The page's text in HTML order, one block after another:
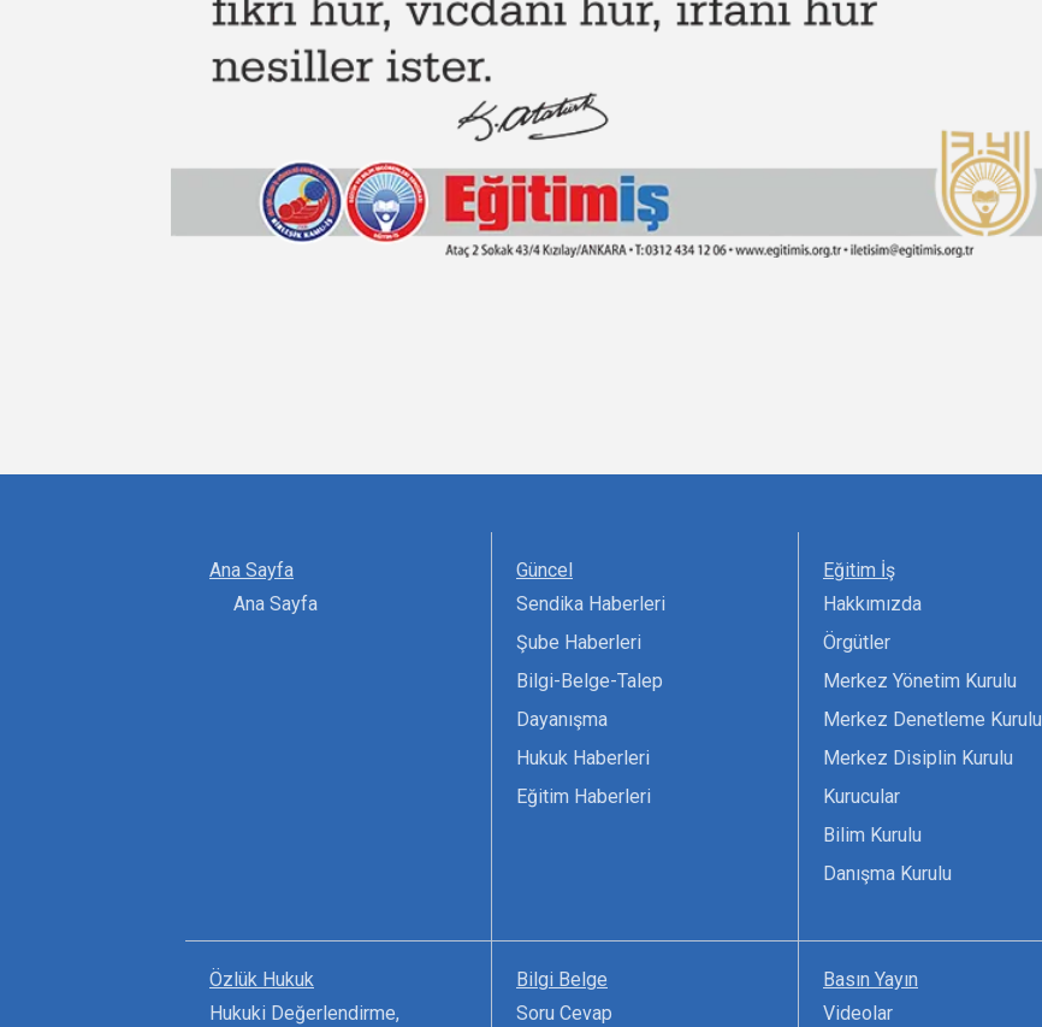
Ana Sayfa
Ana Sayfa
Güncel
Sendika Haberleri
Şube Haberleri
Bilgi-Belge-Talep
Dayanışma
Hukuk Haberleri
Eğitim Haberleri
Eğitim İş
Hakkımızda
Örgütler
Merkez Yönetim Kurulu
Merkez Denetleme Kurulu
Merkez Disiplin Kurulu
Kurucular
Bilim Kurulu
Danışma Kurulu
Özlük Hukuk
Hukuki Değerlendirme,
Bilgi Belge
Soru Cevap
Basın Yayın
Videolar